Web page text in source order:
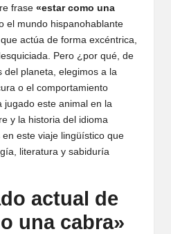
frase «estar como una
el mundo hispanohablante
actúa de forma excéntrica,
Pero ¿por qué, de
del planeta, elegimos a la
o el comportamiento
este animal en la
y la historia del idioma
este viaje lingüístico que
literatura y sabiduría
actual de
una cabra»